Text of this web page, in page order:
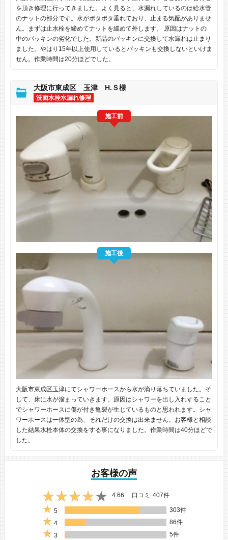
を頂き修理に行ってきました。よく見ると、水漏れしているのは給水管
のナットの部分です。水がポタポタ垂れており、止まる気配がありませ
ん。まずは止水栓を締めてナットを緩めて外します。 原因はナットの
中のパッキンの劣化でした。新品のパッキンに交換して水漏れは止まり
ました。やはり15年以上使用しているとパッキンも交換しないといけま
せん。作業時間は20分ほどでした。
大阪市東成区 玉津 H.Ｓ様
洗面水栓水漏れ修理
施工前
施工後
大阪市東成区玉津にてシャワーホースから水が滴り落ちていました。そ
して、床に水が溜まっていきます。原因はシャワーを出し入れすること
でシャワーホースに傷が付き亀裂が生じているものと思われます。シャ
ワーホースは一体型の為、それだけの交換は出来ません。お客様と相談
した結果水栓本体の交換をする事になりました。作業時間は40分ほどで
した。
お客様の声
4.66 口コミ 407件
5
303件
4
86件
3
5件